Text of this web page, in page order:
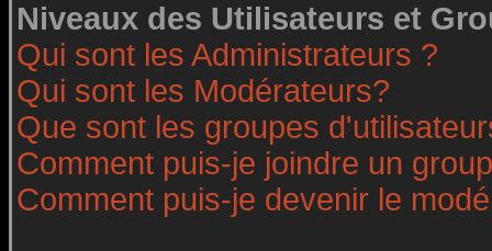
Niveaux des Utilisateurs et
Qui sont les Administrateurs ?
Qui sont les Modérateurs?
Que sont les groupes
Comment puis-je joindre un
Comment puis-je devenir le